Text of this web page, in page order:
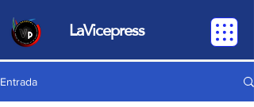
LaVicepress
Entrada